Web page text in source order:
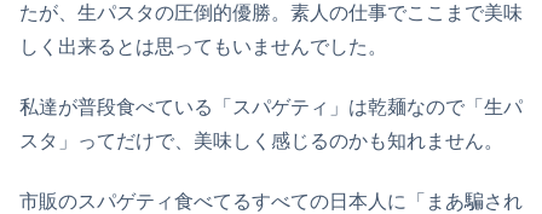
たが、生パスタの圧倒的優勝。素人の仕事でここまで美味
しく出来るとは思ってもいませんでした。
私達が普段食べている「スパゲティ」は乾麺なので「生パ
スタ」ってだけで、美味しく感じるのかも知れません。
市販のスパゲティ食べてるすべての日本人に「まあ騙され